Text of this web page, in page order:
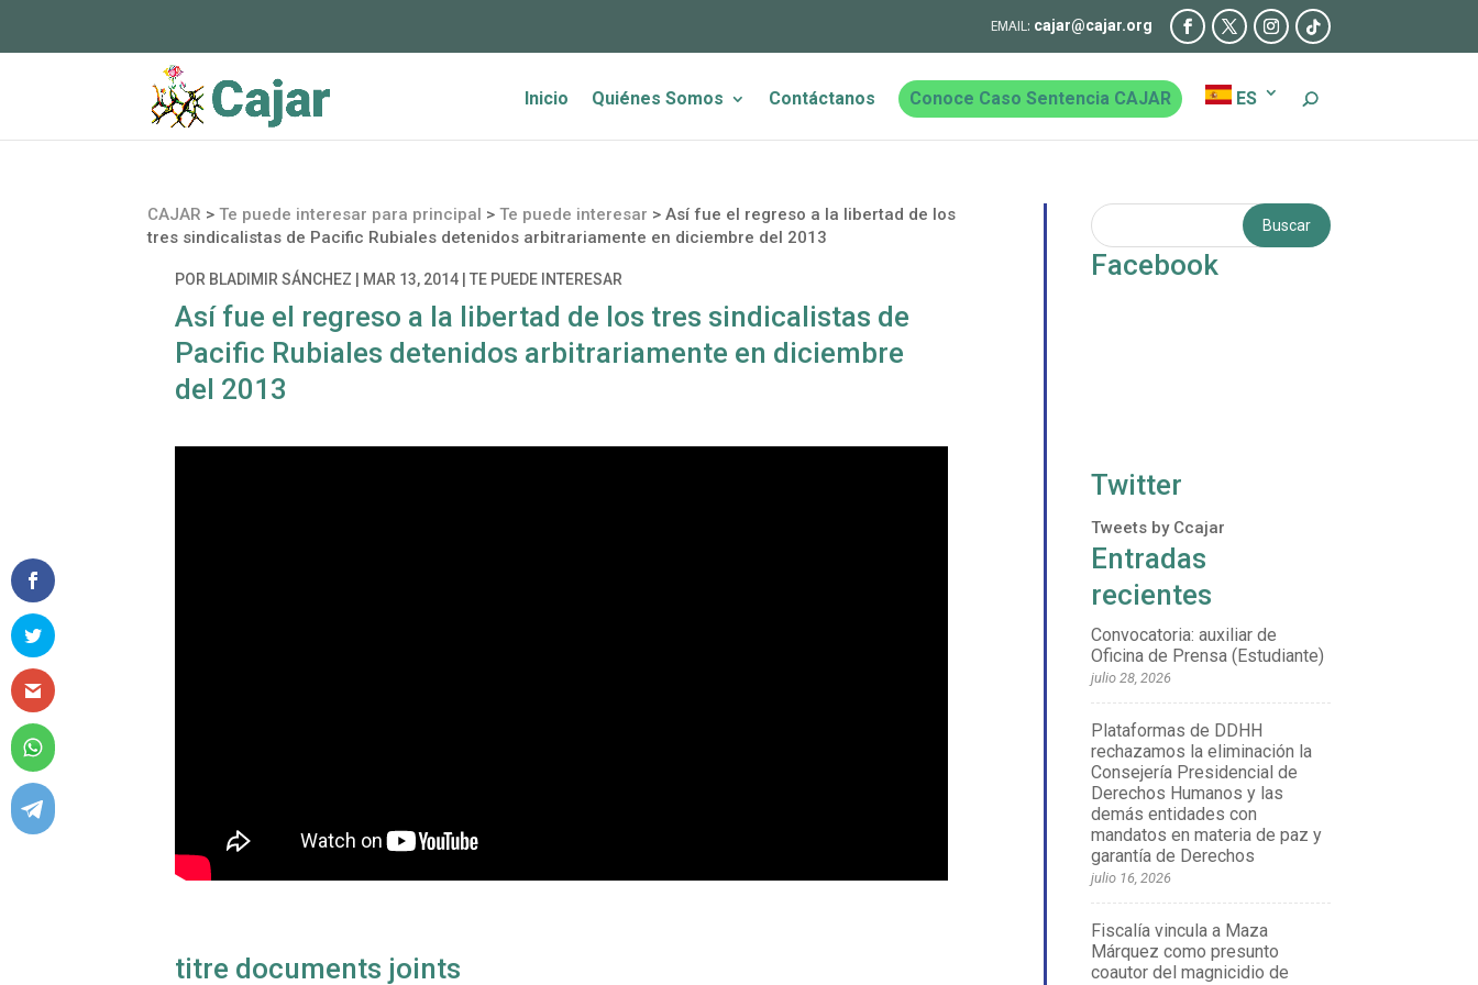
cajar@cajar.org
Inicio Quiénes Somos Contáctanos Conoce Caso Sentencia CAJAR ES
CAJAR >Te puede interesar para principal >Te puede interesar >Así fue el regreso a la libertad de los
tres sindicalistas de Pacific Rubiales detenidos arbitrariamente en diciembre del 2013
POR BLADIMIR SÁNCHEZ MAR 13, 2014 |TE PUEDE INTERESAR
Así fue el regreso a la libertad de los tres sindicalistas de
Pacific Rubiales detenidos arbitrariamente en diciembre
del 2013
titre documents joints
Facebook
Twitter
Tweets by Ccajar
Entradas
recientes
Convocatoria: auxiliar de
Oficina de Prensa (Estudiante)
julio 28, 2026
Plataformas de DDHH
rechazamos la eliminación la
Consejería Presidencial de
Derechos Humanos y las
demás entidades con
mandatos en materia de paz y
garantía de Derechos
julio 16, 2026
Fiscalía vincula a Maza
Márquez como presunto
coautor del magnicidio de